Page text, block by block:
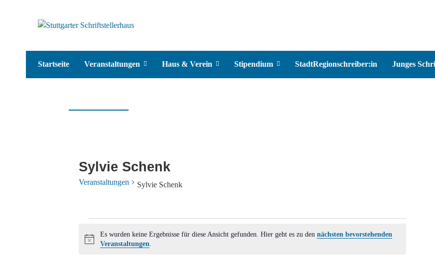
Startseite Veranstaltungen Haus & Verein Stipendium StadtRegionschreiber:in Junges
Sylvie Schenk
Veranstaltungen Sylvie Schenk
Hinweis
Es wurden keine Ergebnisse für diese Ansicht gefunden. Hier geht es zu den nächsten bevorstehenden
Veranstaltungen.